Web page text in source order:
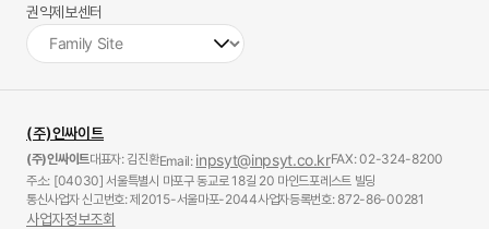
권익제보센터
(주)인싸이트
(주)인싸이트대표자: 김진환Email: inpsyt@inpsyt.co.krFAX: 02-324-8200
주소: [04030] 서울특별시 마포구 동교로 18길 20 마인드포레스트 빌딩
통신사업자 신고번호: 제2015-서울마포-2044사업자등록번호: 872-86-00281
사업자정보조회